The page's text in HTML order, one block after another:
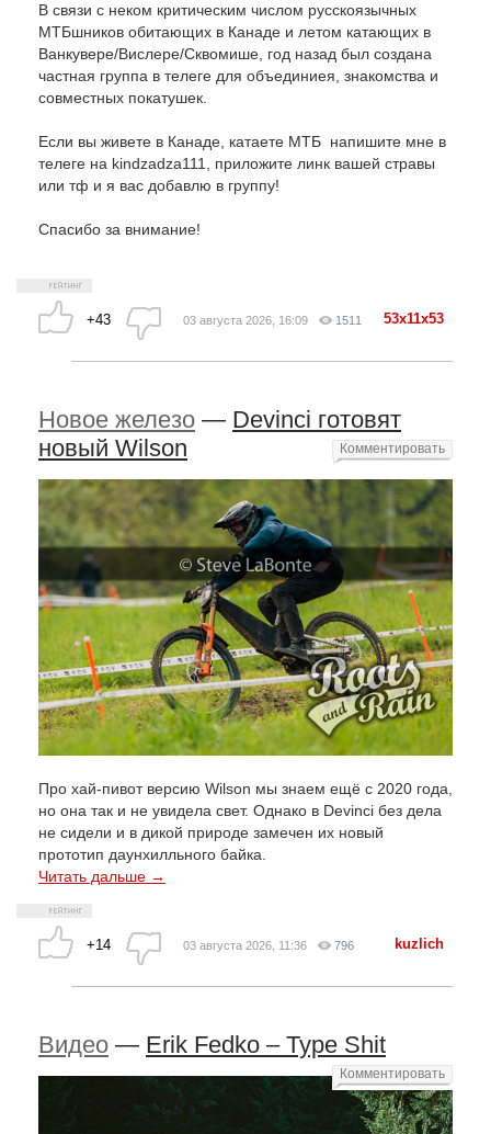
В связи с неком критическим числом русскоязычных
МТБшников обитающих в Канаде и летом катающих в
Ванкувере/Вислере/Сквомише, год назад был создана
частная группа в телеге для объединиея, знакомства и
совместных покатушек.
Если вы живете в Канаде, катаете МТБ напишите мне в
телеге на kindzadza111, приложите линк вашей стравы
или тф и я вас добавлю в группу!
Спасибо за внимание!
+43 03 августа 2026, 16:09 1511 53x11x53
Новое железо — Devinci готовят
новый Wilson
Про хай-пивот версию Wilson мы знаем ещё с 2020 года,
но она так и не увидела свет. Однако в Devinci без дела
не сидели и в дикой природе замечен их новый
прототип даунхилльного байка.
Читать дальше →
+14
Комментировать
03 августа 2026, 11:36 796 kuzlich
Видео — Erik Fedko – Type Shit
Комментировать